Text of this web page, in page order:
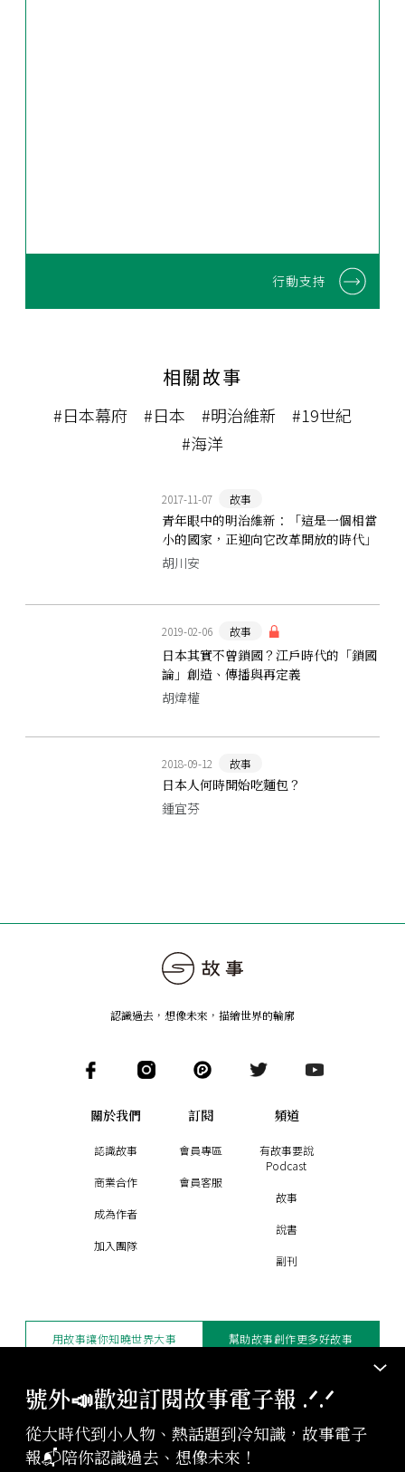
行動支持
相關故事
#日本幕府 #日本 #明治維新
#19世紀
#海洋
2017-11-07 故事
青年眼中的明治維新：「這是一個相當
小的國家，正迎向它改革開放的時代」
胡川安
2019-02-06 故事
日本其實不曾鎖國？江戶時代的「鎖國
論」創造、傳播與再定義
胡煒權
2018-09-12 故事
日本人何時開始吃麵包？
鍾宜芬
號外📣歡迎訂閱故事電子報 .ᐟ‪‪.ᐟ
從大時代到小人物、熱話題到冷知識，故事電子
報📬陪你認識過去、想像未來！
認識過去，想像未來 ， 描繪世界的輪廓
關於我們
認識故事
商業合作
成為作者
加入團隊
訂閱
會員專區
會員客服
頻道
有故事要說
Podcast
故事
說書
副刊
版權聲明與轉載規範
授權與合作：contact@storystudio.tw
用故事讓你知曉世界大事 幫助故事創作更多好故事